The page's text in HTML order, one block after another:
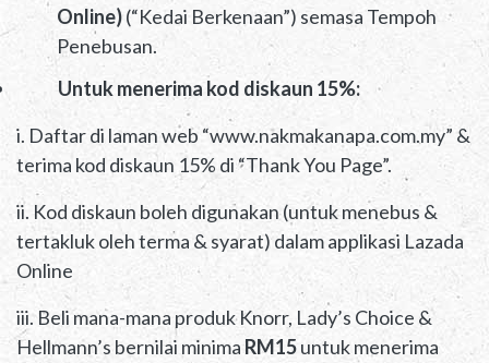
Online)(“Kedai Berkenaan”) semasa Tempoh
Penebusan.
Untuk menerima kod diskaun 15%:
i. Daftar di laman web “www.nakmakanapa.com.my” &
terima kod diskaun 15% di “Thank You Page”.
ii. Kod diskaun boleh digunakan (untuk menebus &
tertakluk oleh terma & syarat) dalam applikasi Lazada
Online
iii. Beli mana-mana produk Knorr, Lady’s Choice &
Hellmann’s bernilai minimaRM15untuk menerima